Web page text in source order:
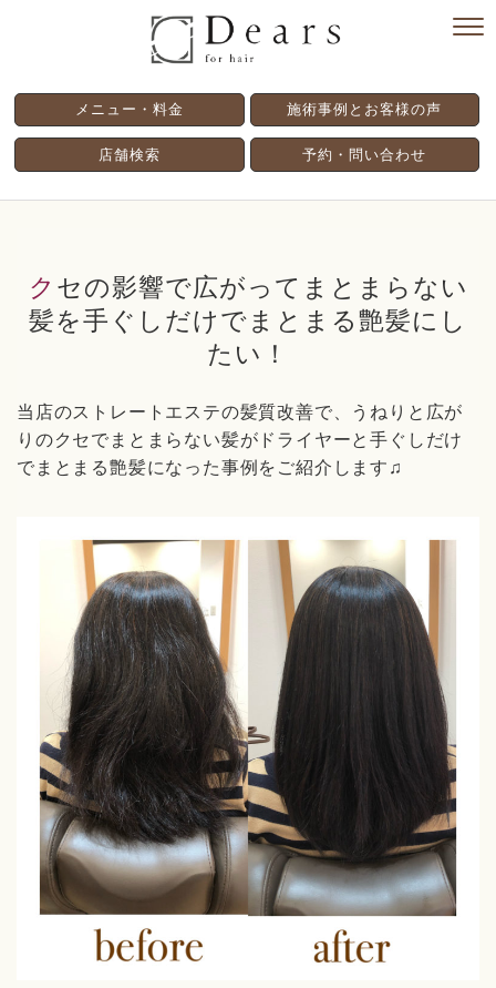
メニュー・料金 施術事例とお客様の声
店舗検索 予約・問い合わせ
クセの影響で広がってまとまらない
髪を手ぐしだけでまとまる艶髪にし
たい！
当店のストレートエステの髪質改善で、うねりと広が
りのクセでまとまらない髪がドライヤーと手ぐしだけ
でまとまる艶髪になった事例をご紹介します♫